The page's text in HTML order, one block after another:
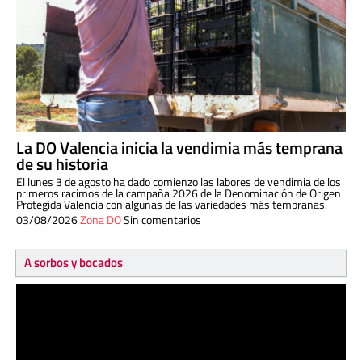
La DO Valencia inicia la vendimia más temprana
de su historia
El lunes 3 de agosto ha dado comienzo las labores de vendimia de los
primeros racimos de la campaña 2026 de la Denominación de Origen
Protegida Valencia con algunas de las variedades más tempranas.
03/08/2026Zona DOSin comentarios
A sorbos y bocados